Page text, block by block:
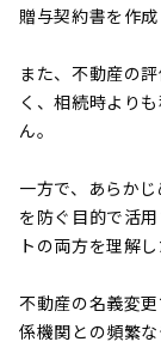
贈与契約書を作
また、不動産の
く、相続時より
ん。
一方で、あらか
を防ぐ目的で活
トの両方を理解
不動産の名義変
係機関との頻繁